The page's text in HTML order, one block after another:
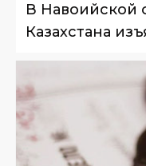
В Навоийской
Казахстана